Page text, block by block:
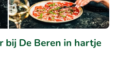
bij De Beren in hartje